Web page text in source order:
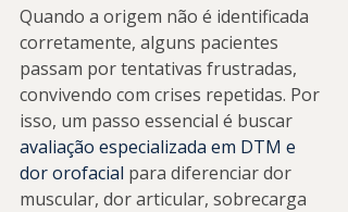
Quando a origem não é identificada
corretamente, alguns pacientes
passam por tentativas frustradas,
convivendo com crises repetidas. Por
isso, um passo essencial é buscar
avaliação especializada em DTM e
dor orofacial para diferenciar dor
muscular, dor articular, sobrecarga